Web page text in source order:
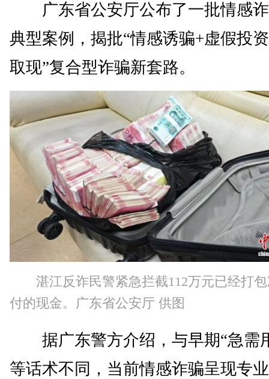
广东省公安厅公布了一批情感
典型案例，揭批“情感诱骗+虚假投
取现”复合型诈骗新套路。
湛江反诈民警紧急拦截112万元已经打
付的现金。广东省公安厅 供图
据广东警方介绍，与早期“急需
等话术不同，当前情感诈骗呈现专